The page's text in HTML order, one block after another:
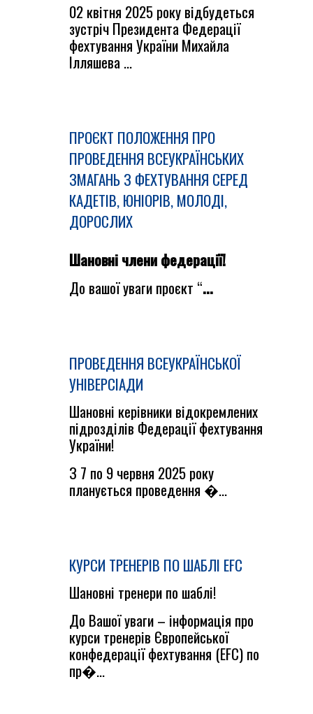
02 квітня 2025 року відбудеться
зустріч Президента Федерації
фехтування України Михайла
Ілляшева ...
ПРОЄКТ ПОЛОЖЕННЯ ПРО
ПРОВЕДЕННЯ ВСЕУКРАЇНСЬКИХ
ЗМАГАНЬ З ФЕХТУВАННЯ СЕРЕД
КАДЕТІВ, ЮНІОРІВ, МОЛОДІ,
ДОРОСЛИХ
Шановні члени федерації!
До вашої уваги проєкт “...
ПРОВЕДЕННЯ ВСЕУКРАЇНСЬКОЇ
УНІВЕРСІАДИ
Шановні керівники відокремлених
підрозділів Федерації фехтування
України!
З 7 по 9 червня 2025 року
планується проведення �...
КУРСИ ТРЕНЕРІВ ПО ШАБЛІ EFC
Шановні тренери по шаблі!
До Вашої уваги – інформація про
курси тренерів Європейської
конфедерації фехтування (EFC) по
пр�...